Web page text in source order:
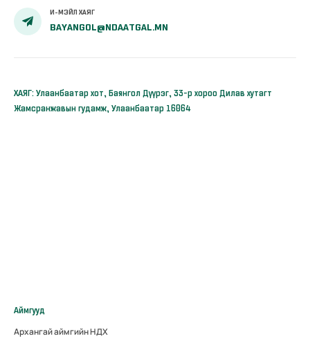
И-МЭЙЛ ХАЯГ
BAYANGOL@NDAATGAL.MN
ХАЯГ: Улаанбаатар хот, Баянгол Дүүрэг, 33-р хороо Дилав хутагт
Жамсранжавын гудамж, Улаанбаатар 16064
Аймгууд
Архангай аймгийн НДХ